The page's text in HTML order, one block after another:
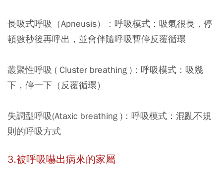
長吸式呼吸（Apneusis）：呼吸模式：吸氣很長，停
頓數秒後再呼出，並會伴隨呼吸暫停反覆循環
叢聚性呼吸 ( Cluster breathing )：呼吸模式：吸幾
下，停一下（反覆循環）
失調型呼吸(Ataxic breathing )：呼吸模式：混亂不規
則的呼吸方式
3.被呼吸嚇出病來的家屬